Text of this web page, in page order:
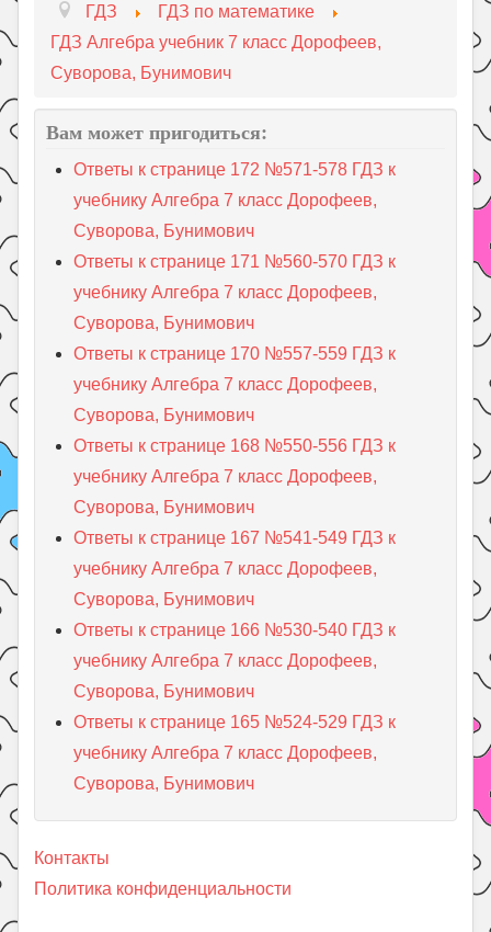
ГДЗ
ГДЗ по математике
ГДЗ Алгебра учебник 7 класс Дорофеев,
Суворова, Бунимович
Вам может пригодиться:
Ответы к странице 172 №571-578 ГДЗ к
учебнику Алгебра 7 класс Дорофеев,
Суворова, Бунимович
Ответы к странице 171 №560-570 ГДЗ к
учебнику Алгебра 7 класс Дорофеев,
Суворова, Бунимович
Ответы к странице 170 №557-559 ГДЗ к
учебнику Алгебра 7 класс Дорофеев,
Суворова, Бунимович
Ответы к странице 168 №550-556 ГДЗ к
учебнику Алгебра 7 класс Дорофеев,
Суворова, Бунимович
Ответы к странице 167 №541-549 ГДЗ к
учебнику Алгебра 7 класс Дорофеев,
Суворова, Бунимович
Ответы к странице 166 №530-540 ГДЗ к
учебнику Алгебра 7 класс Дорофеев,
Суворова, Бунимович
Ответы к странице 165 №524-529 ГДЗ к
учебнику Алгебра 7 класс Дорофеев,
Суворова, Бунимович
Контакты
Политика конфиденциальности